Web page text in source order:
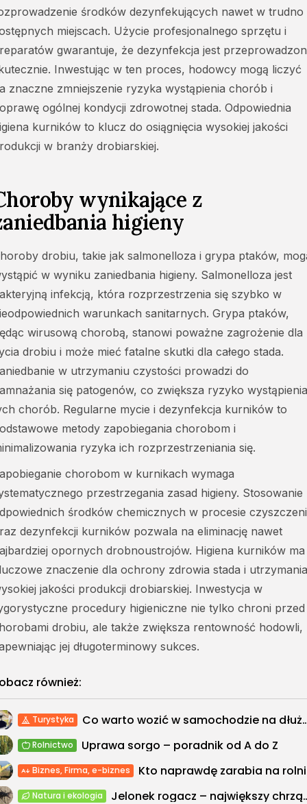
środków dezynfekujących nawet w trudno
miejscach. Użycie profesjonalnego sprzętu i
gwarantuje, że dezynfekcja jest
Inwestując w ten proces, hodowcy mogą liczyć
znaczne zmniejszenie ryzyka wystąpienia chorób i
ogólnej kondycji zdrowotnej stada. Odpowiednia
kurników to klucz do osiągnięcia wysokiej jakości
w branży drobiarskiej.
wynikające z
higieny
drobiu, takie jak salmonelloza i grypa ptaków,
w wyniku zaniedbania higieny. Salmonelloza jest
infekcją, która rozprzestrzenia się szybko w
warunkach sanitarnych. Grypa ptaków,
wirusową chorobą, stanowi poważne zagrożenie dla
drobiu i może mieć fatalne skutki dla całego stada.
w utrzymaniu czystości prowadzi do
się patogenów, co zwiększa ryzyko wystąpienia
chorób. Regularne mycie i dezynfekcja kurników to
metody zapobiegania chorobom i
ryzyka ich rozprzestrzeniania się.
chorobom w kurnikach wymaga
przestrzegania zasad higieny. Stosowanie
środków chemicznych w procesie
dezynfekcji kurników pozwala na eliminację nawet
opornych drobnoustrojów. Higiena kurników ma
znaczenie dla ochrony zdrowia stada i
jakości produkcji drobiarskiej. Inwestycja w
procedury higieniczne nie tylko chroni przed
drobiu, ale także zwiększa rentowność hodowli,
jej długoterminowy sukces.
również:
Turystyka Co warto wozić w
Rolnictwo Uprawa sorgo – poradnik od A do Z
Biznes, Firma, e-biznes
Natura i ekologia Jelonek rogacz –